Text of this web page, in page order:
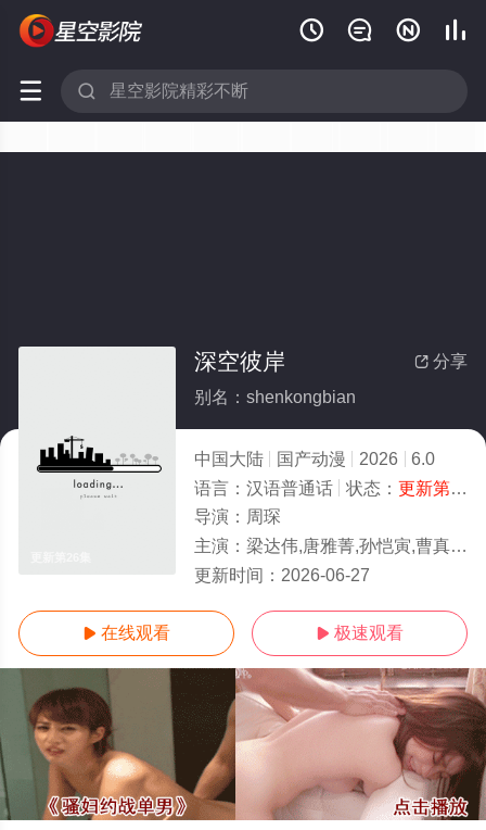
   
 
 分享
深空彼岸
别名：shenkongbian
中国大陆 国产动漫 2026
6.0
语言： 汉语普通话 状态： 更新第26集
导演： 周琛
主演： 梁达伟,唐雅菁,孙恺寅,曹真,黄莺,李卓霆,王宇航,桑毓泽,伍凯立,林子渝,杨博宇,李程远,苗子,潘丹妮,杜晴
更新时间： 2026-06-27
 在线观看  极速观看